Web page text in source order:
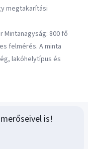
megtakarítási
800 fő
felmérés. A minta
lakóhelytípus és
is!